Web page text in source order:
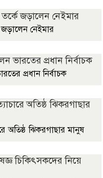
জড়ালেন নেইমার
প্রধান নির্বাচক
অতিষ্ঠ ঝিকরগাছার মানুষ